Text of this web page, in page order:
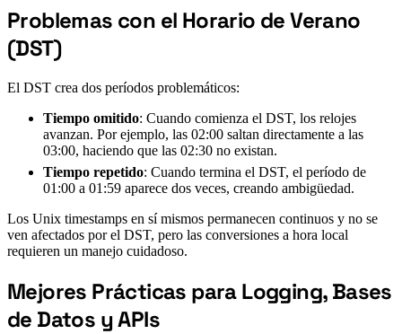
#
Problemas con el Horario de Verano
(DST)
El DST crea dos períodos problemáticos:
Tiempo omitido: Cuando comienza el DST, los relojes
avanzan. Por ejemplo, las 02:00 saltan directamente a las
03:00, haciendo que las 02:30 no existan.
Tiempo repetido: Cuando termina el DST, el período de
01:00 a 01:59 aparece dos veces, creando ambigüedad.
Los Unix timestamps en sí mismos permanecen continuos y no se
ven afectados por el DST, pero las conversiones a hora local
requieren un manejo cuidadoso.
#
Mejores Prácticas para Logging, Bases
de Datos y APIs